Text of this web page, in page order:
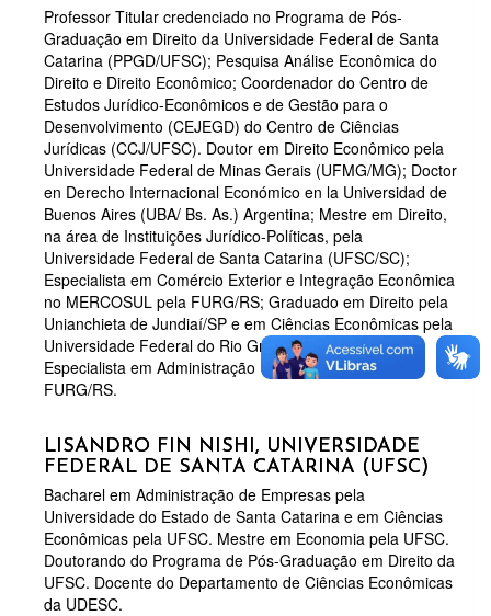
Professor Titular credenciado no Programa de Pós-
Graduação em Direito da Universidade Federal de Santa
Catarina (PPGD/UFSC); Pesquisa Análise Econômica do
Direito e Direito Econômico; Coordenador do Centro de
Estudos Jurídico-Econômicos e de Gestão para o
Desenvolvimento (CEJEGD) do Centro de Ciências
Jurídicas (CCJ/UFSC). Doutor em Direito Econômico pela
Universidade Federal de Minas Gerais (UFMG/MG); Doctor
en Derecho Internacional Económico en la Universidad de
Buenos Aires (UBA/ Bs. As.) Argentina; Mestre em Direito,
na área de Instituições Jurídico-Políticas, pela
Universidade Federal de Santa Catarina (UFSC/SC);
Especialista em Comércio Exterior e Integração Econômica
no MERCOSUL pela FURG/RS; Graduado em Direito pela
Unianchieta de Jundiaí/SP e em Ciências Econômicas pela
Universidade Federal do Rio Grande (FURG/RS);
Especialista em Administração Universitária pela
FURG/RS.
LISANDRO FIN NISHI, UNIVERSIDADE
FEDERAL DE SANTA CATARINA (UFSC)
Bacharel em Administração de Empresas pela
Universidade do Estado de Santa Catarina e em Ciências
Econômicas pela UFSC. Mestre em Economia pela UFSC.
Doutorando do Programa de Pós-Graduação em Direito da
UFSC. Docente do Departamento de Ciências Econômicas
da UDESC.